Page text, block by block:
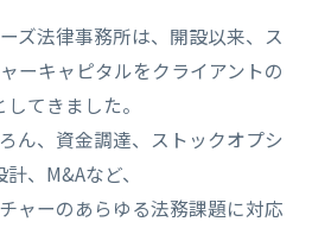
ズ法律事務所は、開設以来、ス
ーキャピタルをクライアントの
てきました。
ん、資金調達、ストックオプシ
計、M&Aなど、
ャーのあらゆる法務課題に対応